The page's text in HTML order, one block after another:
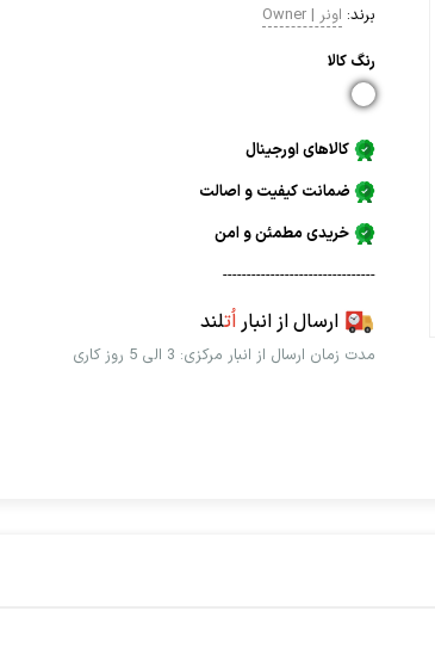
برند: اونر | Owner
رنگ كالا
کالاهای اورجینال
ضمانت کیفیت و اصالت
خریدی مطمئن و امن
--------------------------------
ارسال از انباراُتلند
مدت زمان ارسال از انبار مرکزی: 3 الی 5 روز کاری